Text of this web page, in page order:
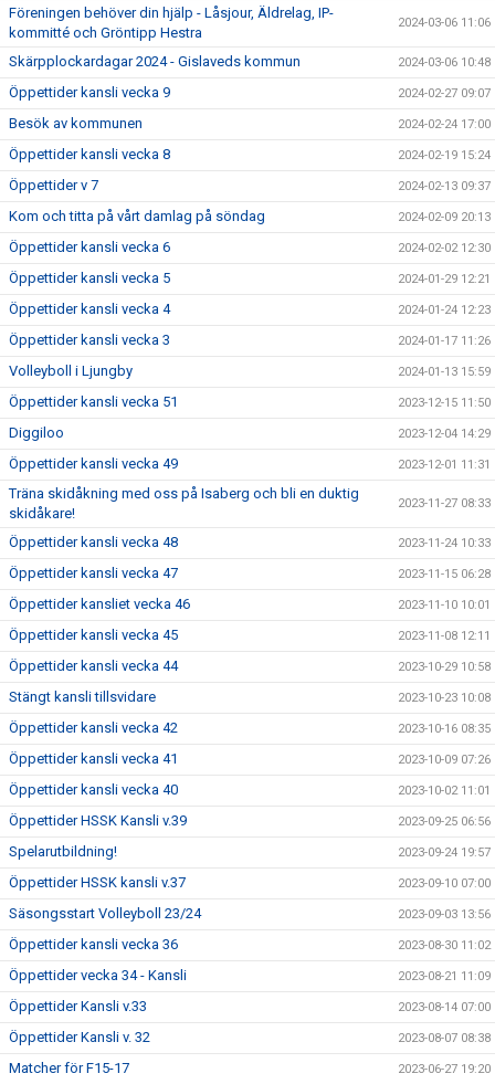
Föreningen behöver din hjälp - Låsjour, Äldrelag, IP-
kommitté och Gröntipp Hestra
2024-03-06 11:06
Skärpplockardagar 2024 - Gislaveds kommun 2024-03-06 10:48
Öppettider kansli vecka 9 2024-02-27 09:07
Besök av kommunen 2024-02-24 17:00
Öppettider kansli vecka 8 2024-02-19 15:24
Öppettider v 7 2024-02-13 09:37
Kom och titta på vårt damlag på söndag 2024-02-09 20:13
Öppettider kansli vecka 6 2024-02-02 12:30
Öppettider kansli vecka 5 2024-01-29 12:21
Öppettider kansli vecka 4 2024-01-24 12:23
Öppettider kansli vecka 3 2024-01-17 11:26
Volleyboll i Ljungby 2024-01-13 15:59
Öppettider kansli vecka 51 2023-12-15 11:50
Diggiloo 2023-12-04 14:29
Öppettider kansli vecka 49 2023-12-01 11:31
Träna skidåkning med oss på Isaberg och bli en duktig
skidåkare!
2023-11-27 08:33
Öppettider kansli vecka 48 2023-11-24 10:33
Öppettider kansli vecka 47 2023-11-15 06:28
Öppettider kansliet vecka 46 2023-11-10 10:01
Öppettider kansli vecka 45 2023-11-08 12:11
Öppettider kansli vecka 44 2023-10-29 10:58
Stängt kansli tillsvidare 2023-10-23 10:08
Öppettider kansli vecka 42 2023-10-16 08:35
Öppettider kansli vecka 41 2023-10-09 07:26
Öppettider kansli vecka 40 2023-10-02 11:01
Öppettider HSSK Kansli v.39 2023-09-25 06:56
Spelarutbildning! 2023-09-24 19:57
Öppettider HSSK kansli v.37 2023-09-10 07:00
Säsongsstart Volleyboll 23/24 2023-09-03 13:56
Öppettider kansli vecka 36 2023-08-30 11:02
Öppettider vecka 34 - Kansli 2023-08-21 11:09
Öppettider Kansli v.33 2023-08-14 07:00
Öppettider Kansli v. 32 2023-08-07 08:38
Matcher för F15-17 2023-06-27 19:20